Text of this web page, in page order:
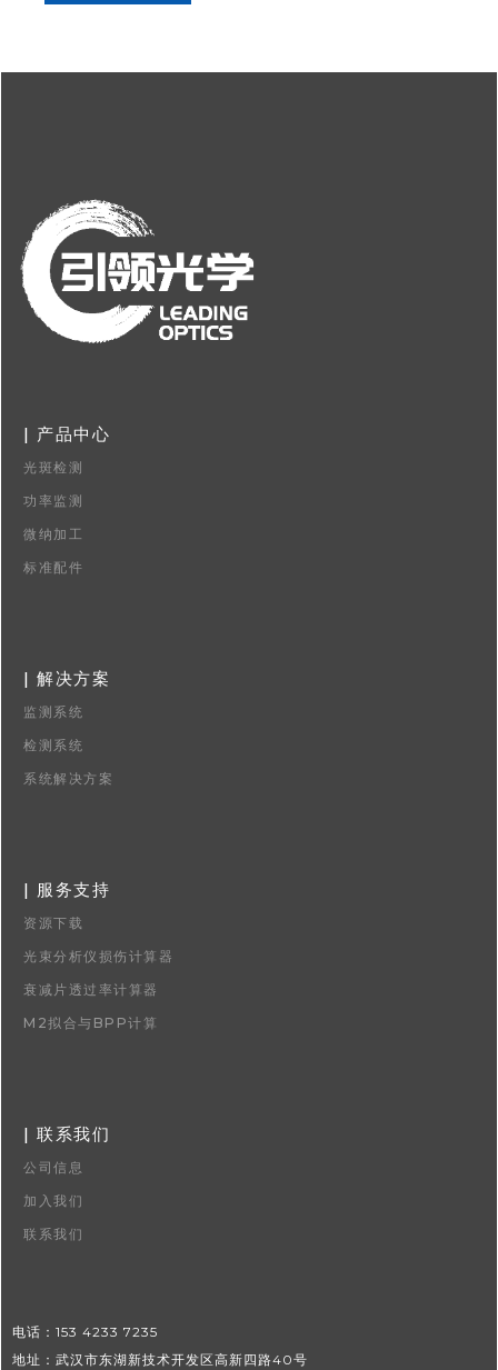
| 产品中心
光斑检测
功率监测
微纳加工
标准配件
| 解决方案
监测系统
检测系统
系统解决方案
| 服务支持
资源下载
光束分析仪损伤计算器
衰减片透过率计算器
M2拟合与BPP计算
| 联系我们
公司信息
加入我们
联系我们
电话：153 4233 7235
地址：武汉市东湖新技术开发区高新四路40号